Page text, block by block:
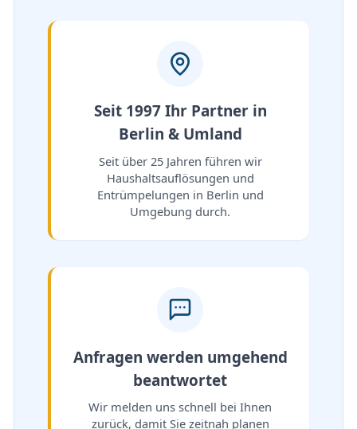
Seit 1997 Ihr Partner in
Berlin & Umland
Seit über 25 Jahren führen wir
Haushaltsauflösungen und
Entrümpelungen in Berlin und
Umgebung durch.
Anfragen werden umgehend
beantwortet
Wir melden uns schnell bei Ihnen
zurück, damit Sie zeitnah planen